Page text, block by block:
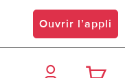
Ouvrir l’appli